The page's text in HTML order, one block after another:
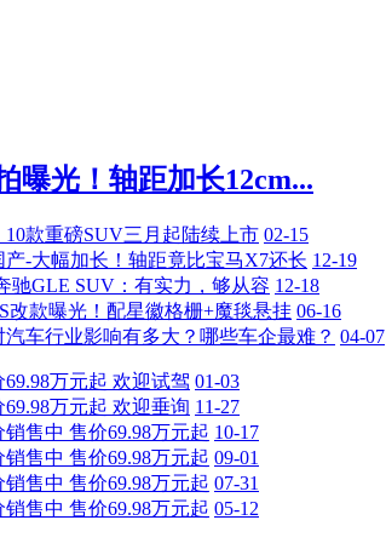
曝光！轴距加长12cm...
款重磅SUV三月起陆续上市 02-15
-大幅加长！轴距竟比宝马X7还长 12-19
驰GLE SUV：有实力，够从容 12-18
改款曝光！配星徽格栅+魔毯悬挂 06-16
车行业影响有多大？哪些车企最难？ 04-07
万元起 欢迎试驾 01-03
万元起 欢迎垂询 11-27
售中 售价69.98万元起 10-17
售中 售价69.98万元起 09-01
售中 售价69.98万元起 07-31
售中 售价69.98万元起 05-12